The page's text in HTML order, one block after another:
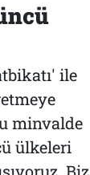
ile
minvalde
ülkeleri
Biz